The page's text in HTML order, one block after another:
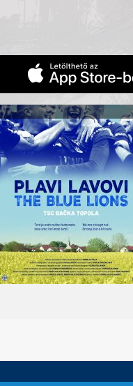
négy kontinensről.